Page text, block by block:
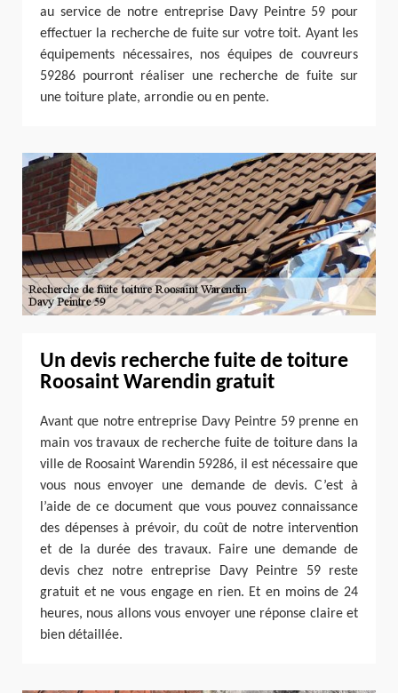
au service de notre entreprise Davy Peintre 59 pour
effectuer la recherche de fuite sur votre toit. Ayant les
équipements nécessaires, nos équipes de couvreurs
59286 pourront réaliser une recherche de fuite sur
une toiture plate, arrondie ou en pente.
Un devis recherche fuite de toiture
Roosaint Warendin gratuit
Avant que notre entreprise Davy Peintre 59 prenne en
main vos travaux de recherche fuite de toiture dans la
ville de Roosaint Warendin 59286, il est nécessaire que
vous nous envoyer une demande de devis. C’est à
l’aide de ce document que vous pouvez connaissance
des dépenses à prévoir, du coût de notre intervention
et de la durée des travaux. Faire une demande de
devis chez notre entreprise Davy Peintre 59 reste
gratuit et ne vous engage en rien. Et en moins de 24
heures, nous allons vous envoyer une réponse claire et
bien détaillée.